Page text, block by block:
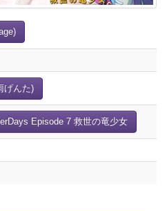
げんた)
Episode 7 救世の竜少女